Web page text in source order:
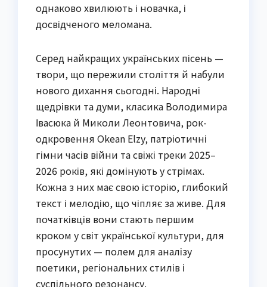
однаково хвилюють і новачка, і
досвідченого меломана.
Серед найкращих українських пісень —
твори, що пережили століття й набули
нового дихання сьогодні. Народні
щедрівки та думи, класика Володимира
Івасюка й Миколи Леонтовича, рок-
одкровення Okean Elzy, патріотичні
гімни часів війни та свіжі треки 2025–
2026 років, які домінують у стрімах.
Кожна з них має свою історію, глибокий
текст і мелодію, що чіпляє за живе. Для
початківців вони стають першим
кроком у світ української культури, для
просунутих — полем для аналізу
поетики, регіональних стилів і
суспільного резонансу.